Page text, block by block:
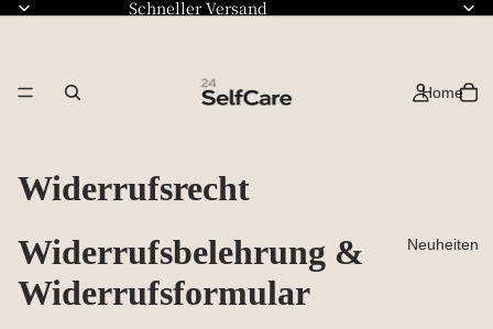
Schneller Versand
Home
Neuheiten
Widerrufsrecht
Widerrufsbelehrung &
Widerrufsformular